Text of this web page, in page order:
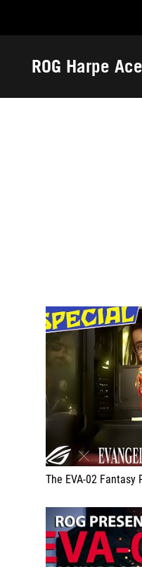
Accessibility links
ROG Harpe
Awards
The EVA-02 Fantasy